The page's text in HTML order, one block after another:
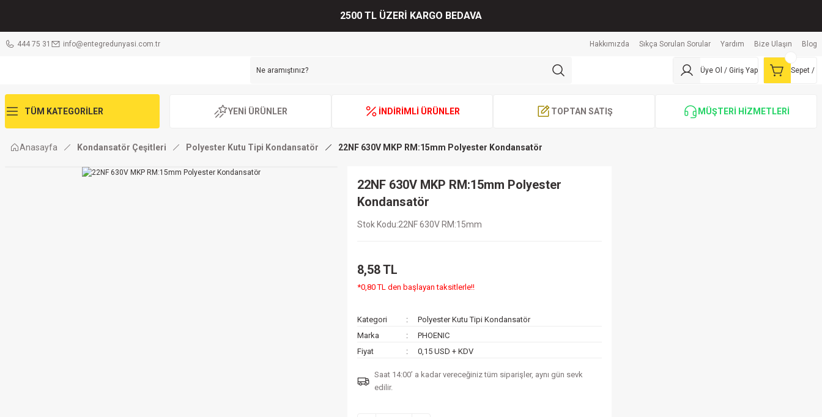
2500 TL ÜZERİ KARGO BEDAVA
444 75 31 info@entegredunyasi.com.tr Hakkımızda Sıkça Sorulan Sorular Yardım Bize Ulaşın Blog
Üye Ol / Giriş Yap Sepet /
TÜM KATEGORİLER YENİ ÜRÜNLER İNDİRİMLİ ÜRÜNLER TOPTAN SATIŞ MÜŞTERİ HİZMETLERİ
Anasayfa Kondansatör Çeşitleri Polyester Kutu Tipi Kondansatör 22NF 630V MKP RM:15mm Polyester Kondansatör
22NF 630V MKP RM:15mm Polyester
Kondansatör
Stok Kodu 22NF 630V RM:15mm
8,58 TL
*0,80 TL den başlayan taksitlerle!!
Kategori
Polyester Kutu Tipi Kondansatör
Marka
PHOENIC
Fiyat
0,15 USD + KDV
Saat 14:00’ a kadar vereceğiniz tüm siparişler, aynı gün sevk
edilir.